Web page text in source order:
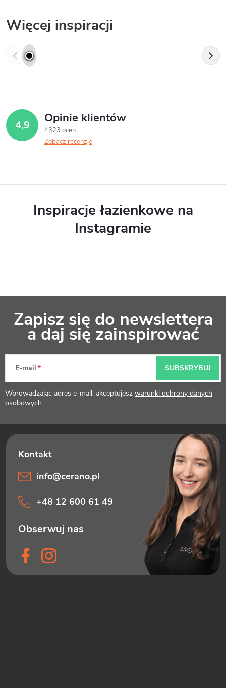
Więcej inspiracji
4,9 Opinie klientów
4323 ocen
Zobacz recenzje
Inspiracje łazienkowe na
Instagramie
k
a
Zapisz się do newslettera
a daj się zainspirować
E-mail
Wprowadzając adres e-mail, akceptujesz warunki ochrony danych
osobowych
SUBSKRYBUJ
info@cerano.pl
+48 12 600 61 49